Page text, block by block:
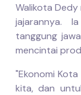
Walikota
jajarannya.
tanggung
mencintai
"Ekonomi
kita, dan